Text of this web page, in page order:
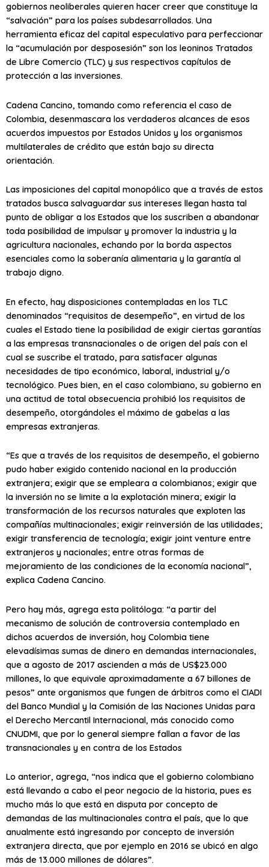
gobiernos neoliberales quieren hacer creer que constituye la
“salvación” para los países subdesarrollados. Una
herramienta eficaz del capital especulativo para perfeccionar
la “acumulación por desposesión” son los leoninos Tratados
de Libre Comercio (TLC) y sus respectivos capítulos de
protección a las inversiones.
Cadena Cancino, tomando como referencia el caso de
Colombia, desenmascara los verdaderos alcances de esos
acuerdos impuestos por Estados Unidos y los organismos
multilaterales de crédito que están bajo su directa
orientación.
Las imposiciones del capital monopólico que a través de estos
tratados busca salvaguardar sus intereses llegan hasta tal
punto de obligar a los Estados que los suscriben a abandonar
toda posibilidad de impulsar y promover la industria y la
agricultura nacionales, echando por la borda aspectos
esenciales como la soberanía alimentaria y la garantía al
trabajo digno.
En efecto, hay disposiciones contempladas en los TLC
denominados “requisitos de desempeño”, en virtud de los
cuales el Estado tiene la posibilidad de exigir ciertas garantías
a las empresas transnacionales o de origen del país con el
cual se suscribe el tratado, para satisfacer algunas
necesidades de tipo económico, laboral, industrial y/o
tecnológico. Pues bien, en el caso colombiano, su gobierno en
una actitud de total obsecuencia prohibió los requisitos de
desempeño, otorgándoles el máximo de gabelas a las
empresas extranjeras.
“Es que a través de los requisitos de desempeño, el gobierno
pudo haber exigido contenido nacional en la producción
extranjera; exigir que se empleara a colombianos; exigir que
la inversión no se limite a la explotación minera; exigir la
transformación de los recursos naturales que exploten las
compañías multinacionales; exigir reinversión de las utilidades;
exigir transferencia de tecnología; exigir joint venture entre
extranjeros y nacionales; entre otras formas de
mejoramiento de las condiciones de la economía nacional”,
explica Cadena Cancino.
Pero hay más, agrega esta politóloga: “a partir del
mecanismo de solución de controversia contemplado en
dichos acuerdos de inversión, hoy Colombia tiene
elevadísimas sumas de dinero en demandas internacionales,
que a agosto de 2017 ascienden a más de US$23.000
millones, lo que equivale aproximadamente a 67 billones de
pesos” ante organismos que fungen de árbitros como el CIADI
del Banco Mundial y la Comisión de las Naciones Unidas para
el Derecho Mercantil Internacional, más conocido como
CNUDMI, que por lo general siempre fallan a favor de las
transnacionales y en contra de los Estados
Lo anterior, agrega, “nos indica que el gobierno colombiano
está llevando a cabo el peor negocio de la historia, pues es
mucho más lo que está en disputa por concepto de
demandas de las multinacionales contra el país, que lo que
anualmente está ingresando por concepto de inversión
extranjera directa, que por ejemplo en 2016 se ubicó en algo
más de 13.000 millones de dólares”.